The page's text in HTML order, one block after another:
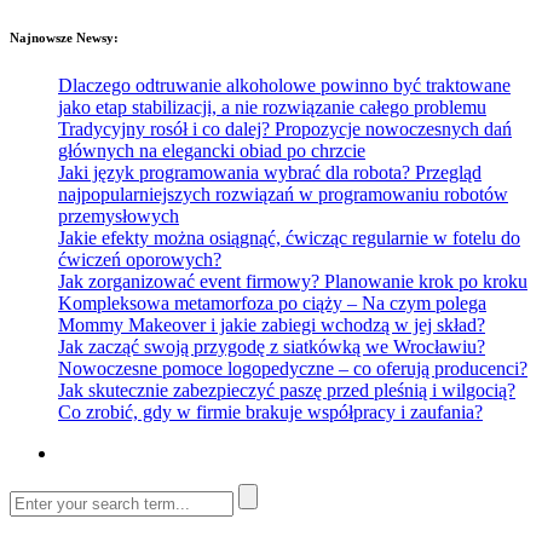
Najnowsze Newsy:
Dlaczego odtruwanie alkoholowe powinno być traktowane
jako etap stabilizacji, a nie rozwiązanie całego problemu
Tradycyjny rosół i co dalej? Propozycje nowoczesnych dań
głównych na elegancki obiad po chrzcie
Jaki język programowania wybrać dla robota? Przegląd
najpopularniejszych rozwiązań w programowaniu robotów
przemysłowych
Jakie efekty można osiągnąć, ćwicząc regularnie w fotelu do
ćwiczeń oporowych?
Jak zorganizować event firmowy? Planowanie krok po kroku
Kompleksowa metamorfoza po ciąży – Na czym polega
Mommy Makeover i jakie zabiegi wchodzą w jej skład?
Jak zacząć swoją przygodę z siatkówką we Wrocławiu?
Nowoczesne pomoce logopedyczne – co oferują producenci?
Jak skutecznie zabezpieczyć paszę przed pleśnią i wilgocią?
Co zrobić, gdy w firmie brakuje współpracy i zaufania?